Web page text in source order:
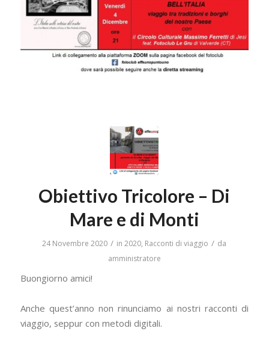
Obiettivo Tricolore – Di
Mare e di Monti
24 Novembre 2020 / in2020, Racconti di viaggio / da
amministratore
Buongiorno amici!
Anche quest’anno non rinunciamo ai nostri racconti di
viaggio, seppur con metodi digitali.